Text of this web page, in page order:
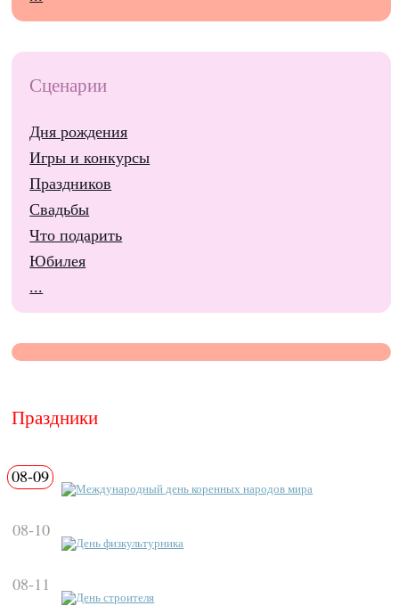
Сценарии
Дня рождения
Игры и конкурсы
Праздников
Свадьбы
Что подарить
Юбилея
...
Праздники
08-09
Международный день коренных народов мира
08-10
День физкультурника
08-11
День строителя